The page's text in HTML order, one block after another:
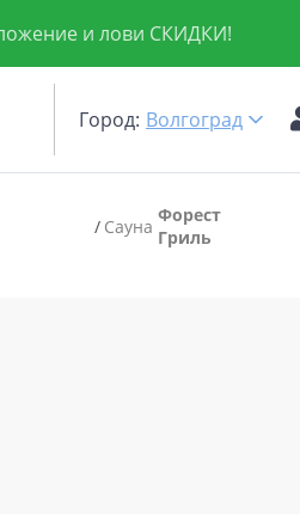
и лови СКИДКИ!
Город: Волгоград
Сауна Форест
Гриль